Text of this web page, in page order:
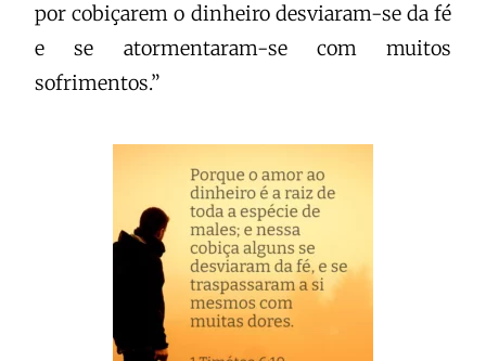
por cobiçarem o dinheiro desviaram-se da fé
e se atormentaram-se com muitos
sofrimentos.”